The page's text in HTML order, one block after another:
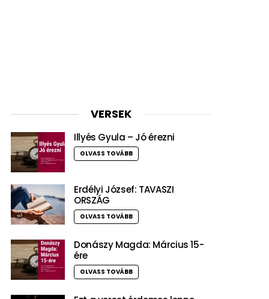
VERSEK
Illyés Gyula – Jó érezni
OLVASS TOVÁBB
Erdélyi József: TAVASZI
ORSZÁG
OLVASS TOVÁBB
Donászy Magda: Március 15-
ére
OLVASS TOVÁBB